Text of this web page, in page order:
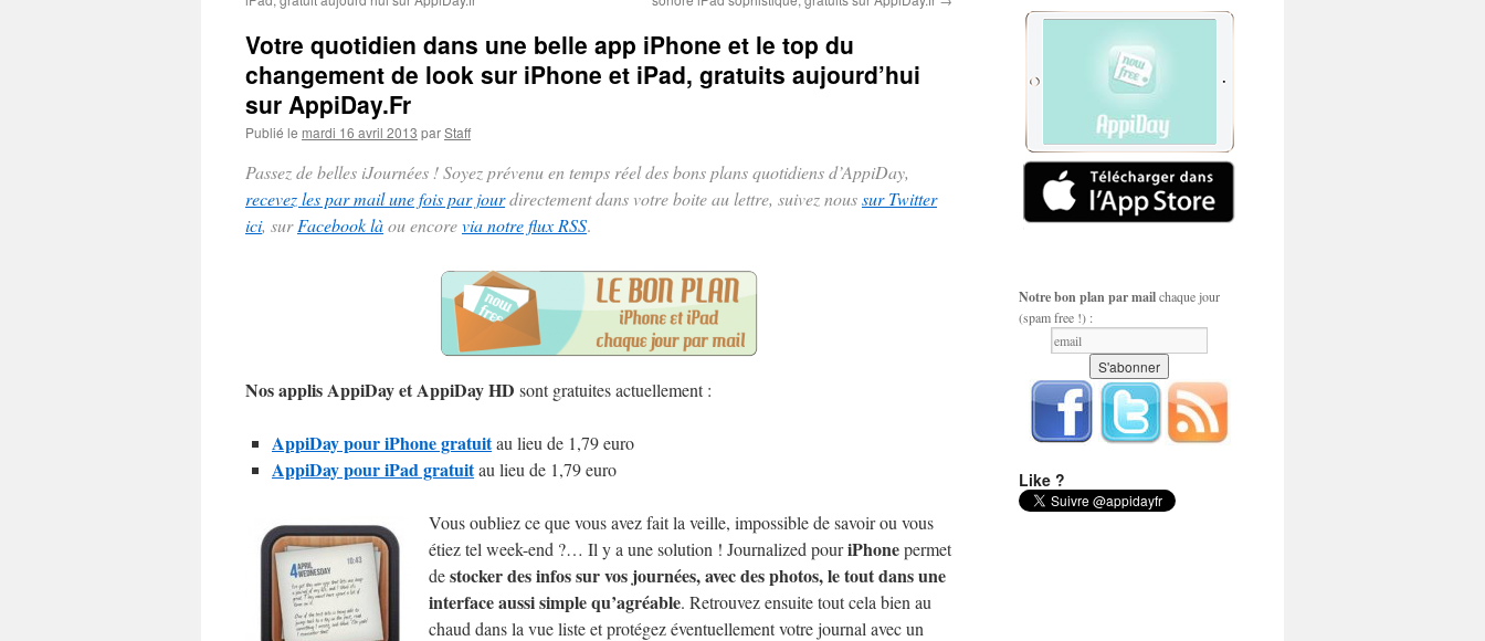
Votre quotidien dans une belle app iPhone et le top du
changement de look sur iPhone et iPad, gratuits aujourd’hui
sur AppiDay.Fr
Publié le mardi 16 avril 2013 parStaff
Passez de belles iJournées ! Soyez prévenu en temps réel des bons plans quotidiens d’AppiDay,
recevez les par mail une fois par jourdirectement dans votre boite au lettre, suivez noussur Twitter
ici, surFacebook làou encorevia notre flux RSS.
Nos applis AppiDay et AppiDay HD sont gratuites actuellement :
AppiDay pour iPhone gratuitau lieu de 1,79 euro
AppiDay pour iPad gratuitau lieu de 1,79 euro
Vous oubliez ce que vous avez fait la veille, impossible de savoir ou vous
étiez tel week-end ?… Il y a une solution ! Journalized pouriPhonepermet
destocker des infos sur vos journées, avec des photos, le tout dans une
interface aussi simple qu’agréable. Retrouvez ensuite tout cela bien au
chaud dans la vue liste et protégez éventuellement votre journal avec un
Notre bon plan par mailchaque jour
(spam free !) :
Like ?